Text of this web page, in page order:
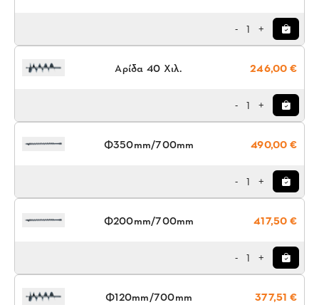
- 1 +
Αρίδα 40 Χιλ. 246,00 €
- 1 +
Φ350mm/700mm 490,00 €
- 1 +
Φ200mm/700mm 417,50 €
- 1 +
Φ120mm/700mm 377,51 €